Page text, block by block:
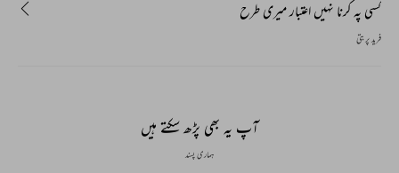
کسی پہ کرنا نہیں اعتبار میری طرح
فرید پربتی
آپ یہ بھی پڑھ سکتے ہیں
ہماری پسند